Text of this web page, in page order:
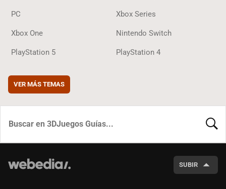
PC Xbox Series
Xbox One Nintendo Switch
PlayStation 5 PlayStation 4
VER MÁS TEMAS
SUBIR